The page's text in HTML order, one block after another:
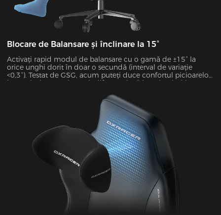
Blocare de Balansare și înclinare la 15°
Activați rapid modul de balansare cu o gamă de ±15° la
orice unghi dorit în doar o secundă (interval de variație
<0,3°). Testat de GSG, acum puteți duce confortul picioarelor
la un nivel cu totul nou, indiferent dacă jucați, mințiți,